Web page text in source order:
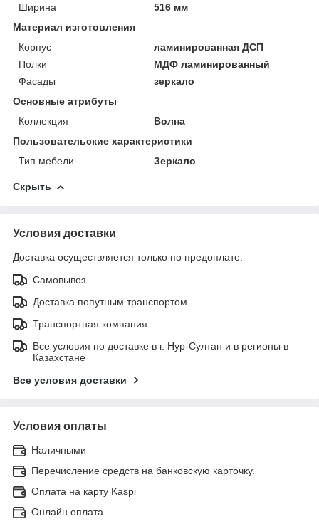
Ширина
516 мм
Материал изготовления
Корпус
ламинированная ДСП
Полки
МДФ ламинированный
Фасады
зеркало
Основные атрибуты
Коллекция
Волна
Пользовательские характеристики
Тип мебели
Зеркало
Скрыть
Условия доставки
Доставка осуществляется только по предоплате.
Самовывоз
Доставка попутным транспортом
Транспортная компания
Все условия по доставке в г. Нур-Султан и в регионы в
Казахстане
Все условия доставки
Условия оплаты
Наличными
Перечисление средств на банковскую карточку.
Оплата на карту Kaspi
Онлайн оплата